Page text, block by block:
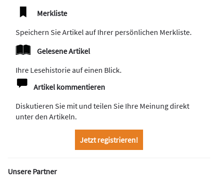
Merkliste
Speichern Sie Artikel auf Ihrer persönlichen Merkliste.
Gelesene Artikel
Ihre Lesehistorie auf einen Blick.
Artikel kommentieren
Diskutieren Sie mit und teilen Sie Ihre Meinung direkt
unter den Artikeln.
Jetzt registrieren!
Unsere Partner